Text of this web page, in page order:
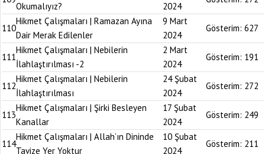
Okumalıyız?
2024
110
Hikmet Çalışmaları | Ramazan Ayına
Dair Merak Edilenler
9 Mart
2024
Gösterim: 627
111
Hikmet Çalışmaları | Nebilerin
İlahlaştırılması -2
2 Mart
2024
Gösterim: 191
112
Hikmet Çalışmaları | Nebilerin
İlahlaştırılması
24 Şubat
2024
Gösterim: 272
113
Hikmet Çalışmaları | Şirki Besleyen
Kanallar
17 Şubat
2024
Gösterim: 249
114
Hikmet Çalışmaları | Allah’ın Dininde
Tavize Yer Yoktur
10 Şubat
2024
Gösterim: 211